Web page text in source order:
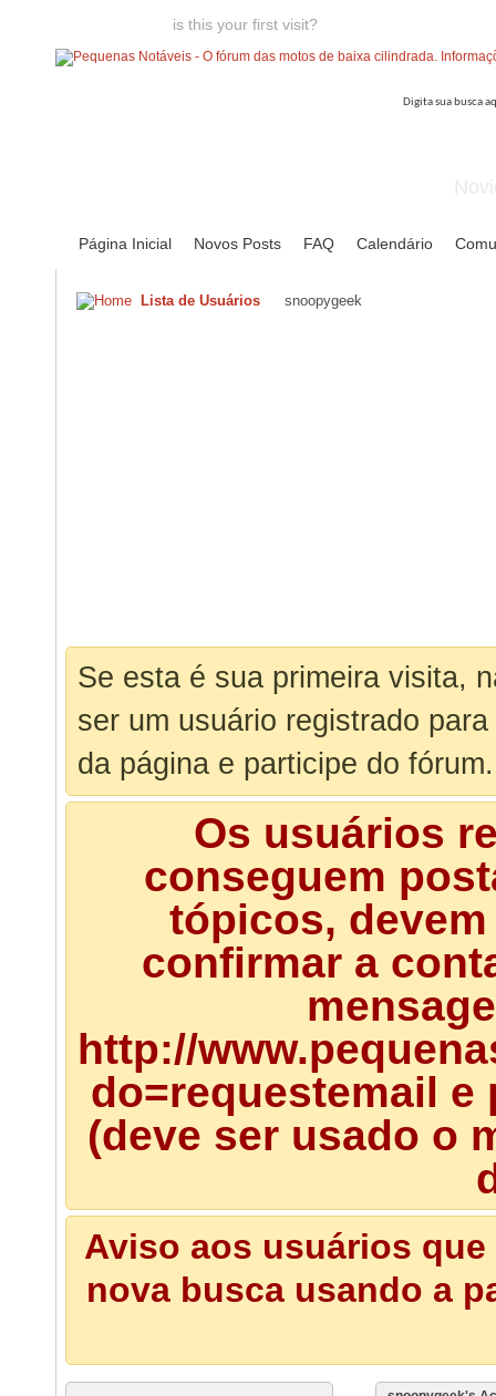
is this your first visit?
Página Inicial Novos Posts FAQ Calendário
Lista de Usuários snoopygeek
Se esta é sua primeira visita,
ser um usuário registrado
da página e participe do fórum.
Os usuários
conseguem
tópicos,
confirmar a
http://
do=requestemail
(deve ser usado o
Aviso aos usuários
nova busca usando a